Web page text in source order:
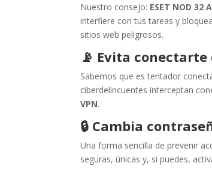
Nuestro consejo: ESET NOD 32
interfiere con tus tareas y
sitios web peligrosos.
📡 Evita conectarte
Sabemos que es tentador
ciberdelincuentes interceptan
VPN.
🔒 Cambia
Una forma sencilla de prevenir
seguras, únicas y, si puedes,